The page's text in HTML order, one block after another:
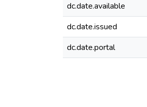
dc.date.available
dc.date.issued
dc.date.portal